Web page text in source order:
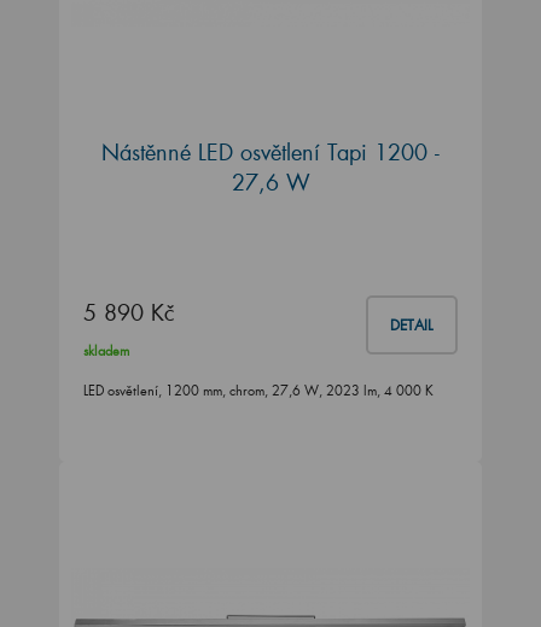
Nástěnné LED osvětlení Tapi 1200 -
27,6 W
5 890 Kč DETAIL
skladem
LED osvětlení, 1200 mm, chrom, 27,6 W, 2023 lm, 4 000 K